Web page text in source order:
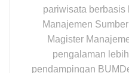
pariwisata berbasis
Manajemen
Magister
pengalaman
pendampingan